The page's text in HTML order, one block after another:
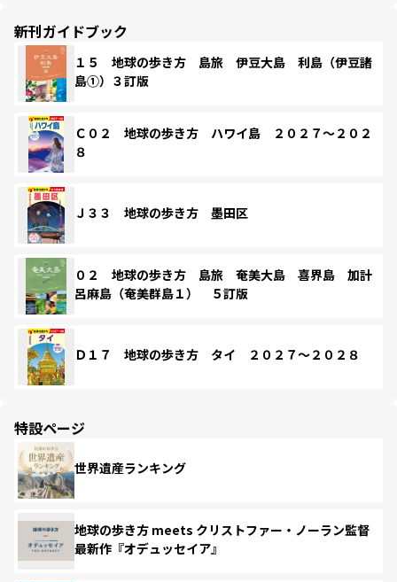
新刊ガイドブック
１５ 地球の歩き方 島旅 伊豆大島 利島（伊豆諸
島①）３訂版
Ｃ０２ 地球の歩き方 ハワイ島 ２０２７～２０２
８
Ｊ３３ 地球の歩き方 墨田区
０２ 地球の歩き方 島旅 奄美大島 喜界島 加計
呂麻島（奄美群島１） ５訂版
Ｄ１７ 地球の歩き方 タイ ２０２７～２０２８
特設ページ
世界遺産ランキング
地球の歩き方 meets クリストファー・ノーラン監督
最新作『オデュッセイア』